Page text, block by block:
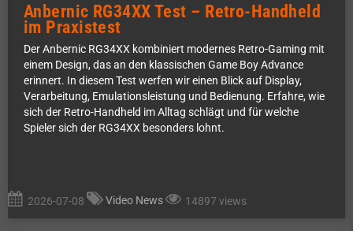
Anbernic RG34XX Test – Retro-Handheld
im Praxistest
Der Anbernic RG34XX kombiniert modernes Retro-Gaming mit
einem Design, das an den klassischen Game Boy Advance
erinnert. In diesem Test werfen wir einen Blick auf Display,
Verarbeitung, Emulationsleistung und Bedienung. Erfahre, wie
sich der Retro-Handheld im Alltag schlägt und für welche
Spieler sich der RG34XX besonders lohnt.
2026-07-08 Video News 14897 views